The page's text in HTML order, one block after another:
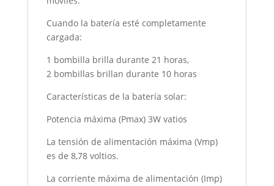
Cuando la batería esté completamente
cargada:
1 bombilla brilla durante 21 horas,
2 bombillas brillan durante 10 horas
Características de la batería solar:
Potencia máxima (Pmax) 3W vatios
La tensión de alimentación máxima (Vmp)
es de 8,78 voltios.
La corriente máxima de alimentación (Imp)